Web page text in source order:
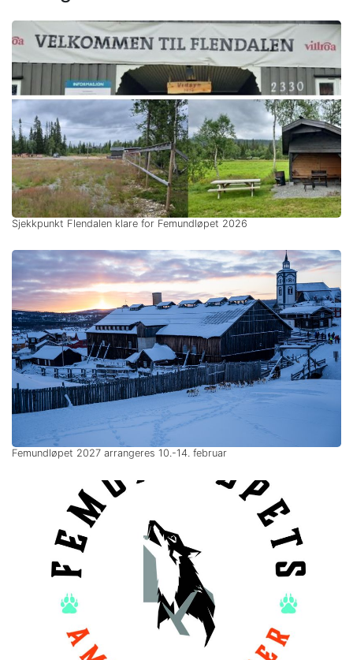
Sjekkpunkt Flendalen klare for Femundløpet 2026
Femundløpet 2027 arrangeres 10.-14. februar